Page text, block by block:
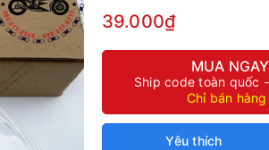
39.000₫
MUA
Ship code toàn quốc
Chỉ bán
Yêu thích